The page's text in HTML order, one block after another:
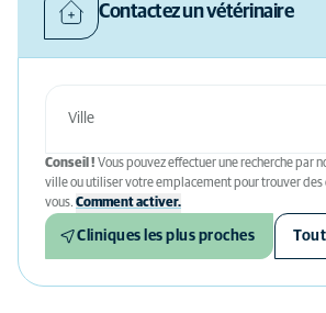
Contactez un vétérinaire
Conseil ! Vous pouvez effectuer une recherche par
ville ou utiliser votre emplacement pour trouver des
vous. Comment activer.
Cliniques les plus proches